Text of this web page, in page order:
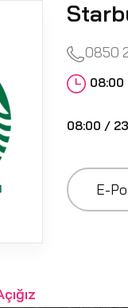
0850
08:00
08:00 /
E-